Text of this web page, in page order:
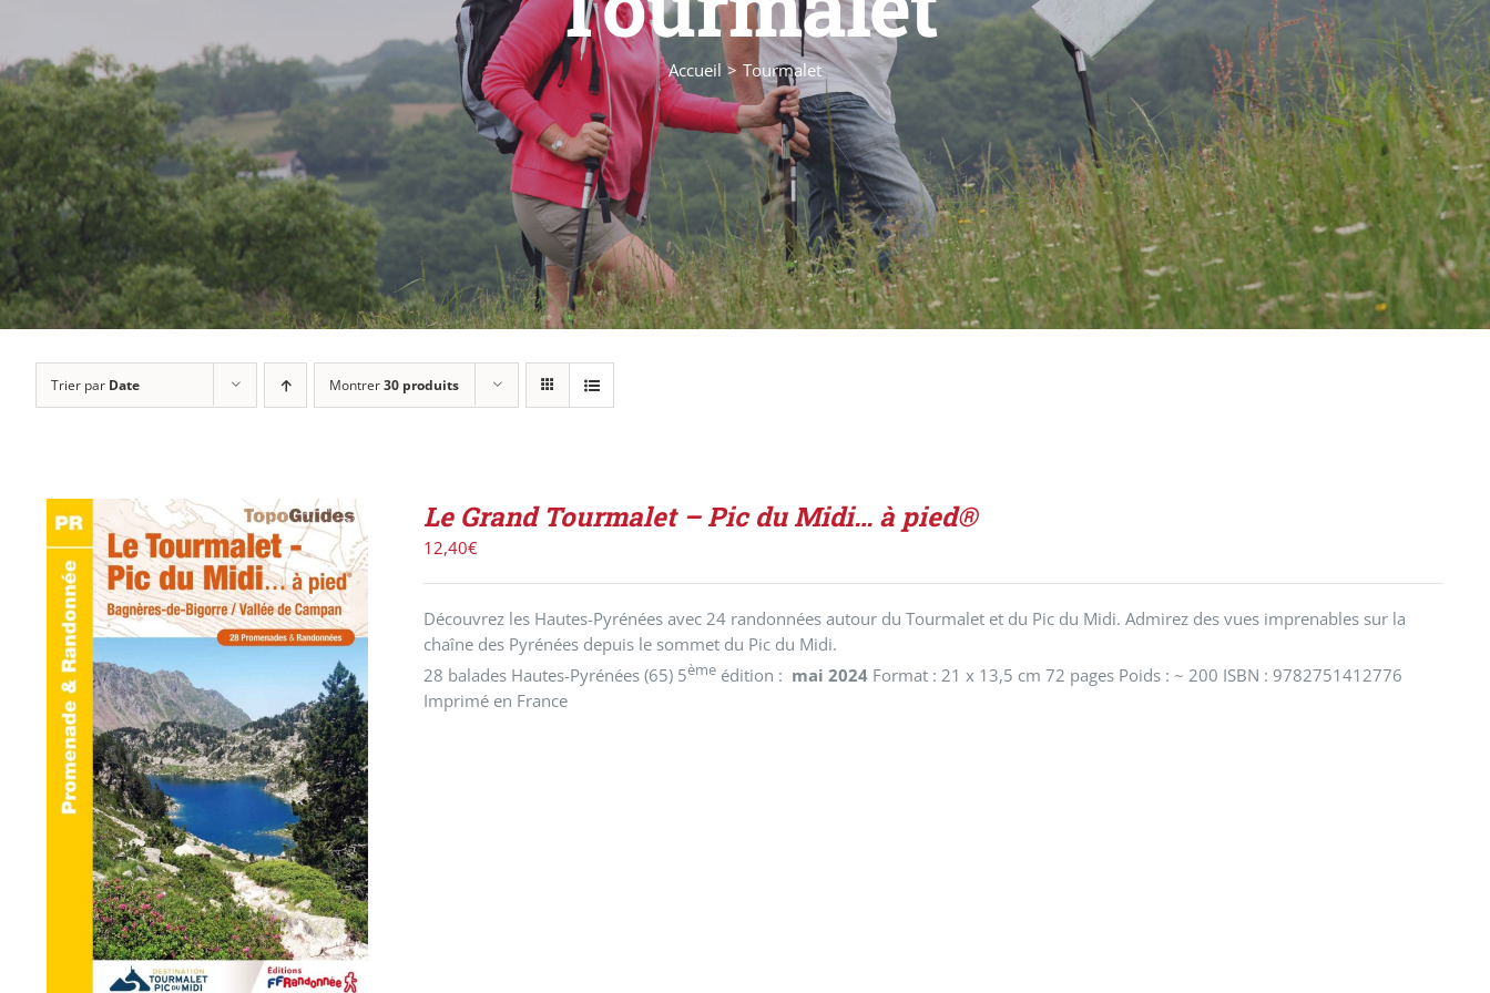
Accueil Tourmalet
Trier par Date Montrer30 produits
ACHETER LE PRODUIT / DÉTAILS
Le Grand Tourmalet – Pic du Midi… à pied®
12,40€
Découvrez les Hautes-Pyrénées avec 24 randonnées autour du Tourmalet et du Pic du Midi. Admirez des vues imprenables sur la
chaîne des Pyrénées depuis le sommet du Pic du Midi.
28 balades Hautes-Pyrénées (65) 5ème édition : mai 2024 Format : 21 x 13,5 cm 72 pages Poids : ~ 200 ISBN : 9782751412776
Imprimé en France